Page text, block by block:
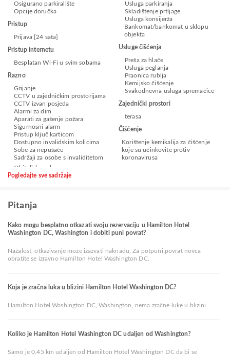
Osigurano parkiralište
Opcije doručka
Pristup
Prijava [24 sata]
Pristup internetu
Besplatan Wi-Fi u svim sobama
Razno
Grijanje
CCTV u zajedničkim prostorijama
CCTV izvan posjeda
Alarmi za dim
Aparati za gašenje požara
Sigurnosni alarm
Pristup ključ karticom
Dostupno invalidskim kolicima
Sobe za nepušače
Sadržaji za osobe s invaliditetom
Usluga parkiranja
Skladištenje prtljage
Usluga konsijerža
Bankomat/bankomat u sklopu
objekta
Usluge čišćenja
Preša za hlače
Usluga peglanja
Praonica rublja
Kemijsko čišćenje
Svakodnevna usluga spremačice
Zajednički prostori
terasa
Čišćenje
Korištenje kemikalija za čišćenje
koje su učinkovite protiv
koronavirusa
Pogledajte sve sadržaje
Pitanja
Kako mogu besplatno otkazati svoju rezervaciju u Hamilton Hotel
Washington DC, Washington i dobiti puni povrat?
Nažalost, otkazivanje može izazvati naknadu. Za potpuni povrat novca
obratite se izravno Hamilton Hotel Washington DC.
Koja je zračna luka u blizini Hamilton Hotel Washington DC?
Hamilton Hotel Washington DC, Washington, nema zračne luke u blizini
Koliko je Hamilton Hotel Washington DC udaljen od Washington?
Samo je 0.45 km udaljen od Hamilton Hotel Washington DC da bi se